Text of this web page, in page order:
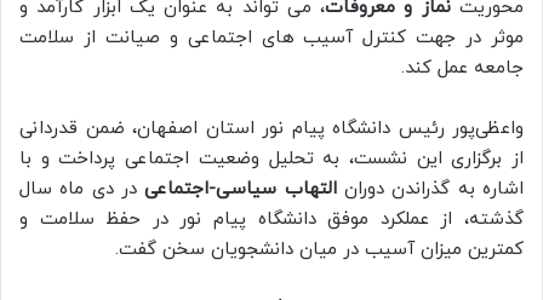
محوریتنماز و معروفات، می تواند به عنوان یک ابزار کارآمد و
موثر در جهت کنترل آسیب های اجتماعی و صیانت از سلامت
جامعه عمل کند.
واعظی‌پور رئیس دانشگاه پیام نور استان اصفهان، ضمن قدردانی
از برگزاری این نشست، به تحلیل وضعیت اجتماعی پرداخت و با
اشاره به گذراندن دورانالتهاب سیاسی-اجتماعیدر دی ماه سال
گذشته، از عملکرد موفق دانشگاه پیام نور در حفظ سلامت و
کمترین میزان آسیب در میان دانشجویان سخن گفت.